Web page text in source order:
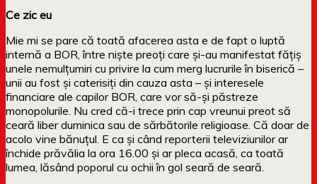
Ce zic eu
Mie mi se pare că toată afacerea asta e de fapt o luptă
internă a BOR, între niște preoți care și-au manifestat fățiș
unele nemulțumiri cu privire la cum merg lucrurile în biserică –
unii au fost și caterisiți din cauza asta – și interesele
financiare ale capilor BOR, care vor să-și păstreze
monopolurile. Nu cred că-i trece prin cap vreunui preot să
ceară liber duminica sau de sărbătorile religioase. Că doar de
acolo vine bănuțul. E ca și când reporterii televiziunilor ar
închide prăvălia la ora 16.00 și ar pleca acasă, ca toată
lumea, lăsând poporul cu ochii în gol seară de seară.